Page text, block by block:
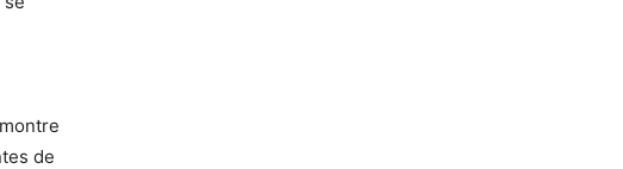
de